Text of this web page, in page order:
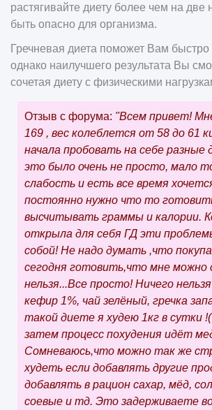
растягивайте диету более чем на две
быть опасно для организма.
Гречневая диета поможет Вам быстро
однако наилучшего результата Вы
сочетая диету с физическими
Отзыв с форума: "Всем привет!
169 , вес колеблется от 58 до 61
начала пробовать на себе разные
это было очень не просто, мало
слабость и есть все время
постоянно нужно что то
высчитывать граммы и калории.
открыла для себя ГД эти
собой! Не надо думать ,что
сегодня готовить,что мне можно
нельзя...Все просто! Ничего
кефир 1%, чай зелёный, гречка
такой диете я худею 1кг в сутки
затем процесс похудения идёт
Сомневаюсь,что можно так же
худеть если добавлять другие
добавлять в рацион сахар, мёд,
соевые и тд. Это задерживаете